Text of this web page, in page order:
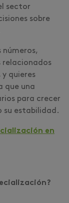
sector
sobre
números,
relacionados
quieres
que una
para crecer
su estabilidad.
en